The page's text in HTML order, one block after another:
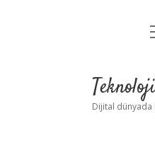
Dijital dünyada